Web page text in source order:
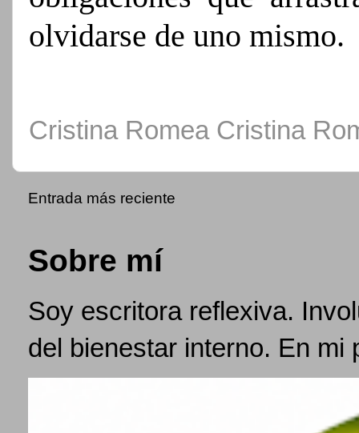
olvidarse de uno mismo.
Cristina Romea Cristina
Entrada más reciente
Sobre mí
Soy escritora reflexiva.
del bienestar interno. En mi